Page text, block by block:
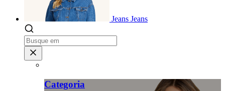
Jeans Jeans
Categoria